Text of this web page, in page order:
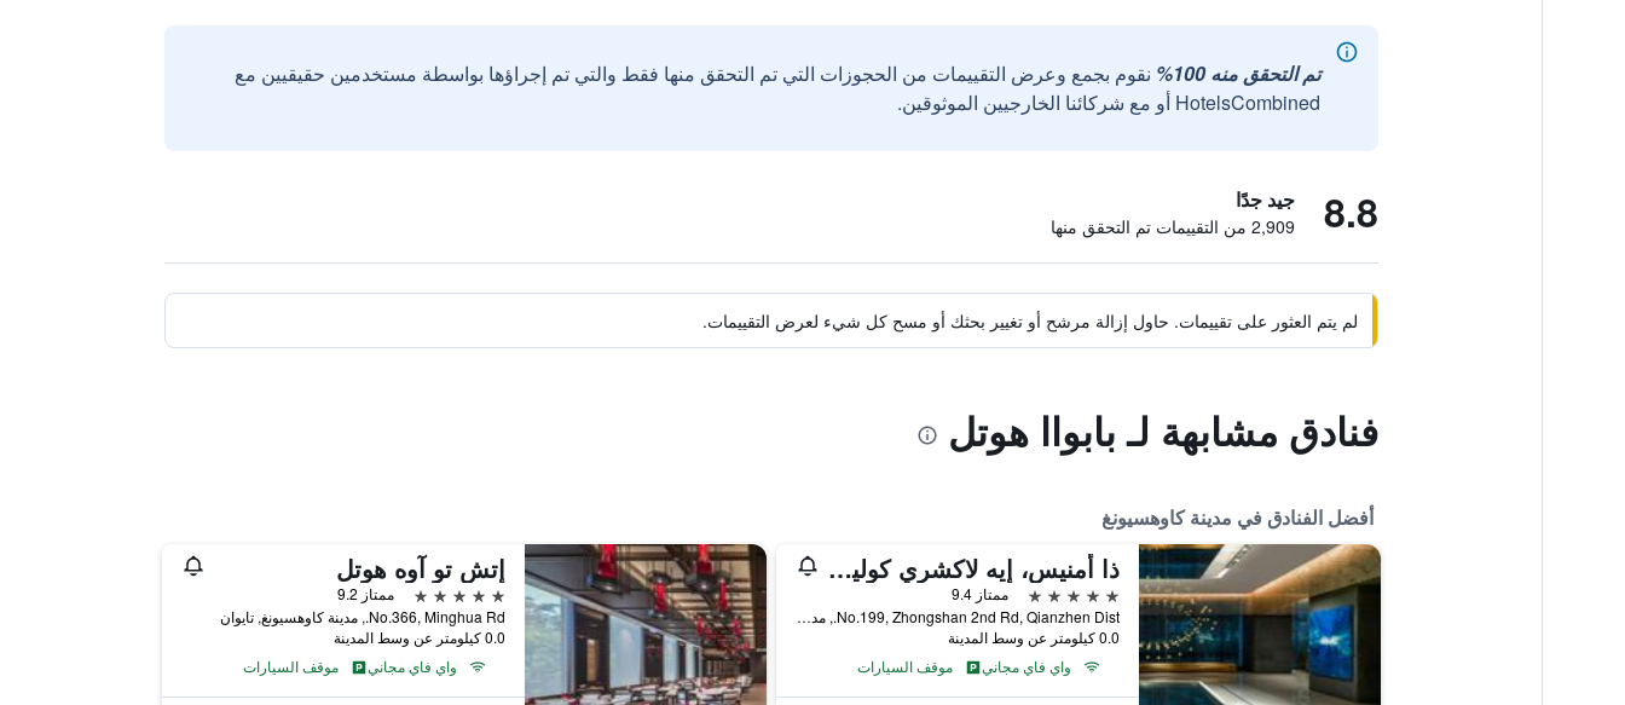
تم التحقق منه 100%
نقوم بجمع وعرض التقييمات من الحجوزات التي تم التحقق منها فقط والتي تم إجراؤها بواسطة مستخدمين حقيقيين مع
HotelsCombined أو مع شركائنا الخارجيين الموثوقين.
8.8 جيد جدًا
2,909 من التقييمات تم التحقق منها
لم يتم العثور على تقييمات. حاول إزالة مرشح أو تغيير بحثك أو مسح كل شيء لعرض التقييمات.
فنادق مشابهة لـ بابواا هوتل
أفضل الفنادق في مدينة كاوهسيونغ
ذا أمنيس، إيه لاكشري كوليكشن هوتل، كاوهسيونج
5 نجوم
ممتاز 9.4
No.199, Zhongshan 2nd Rd, Qianzhen Dist., مدينة كاوهسيونغ, تايوان
0.0 كيلومتر عن وسط المدينة
واي فاي مجاني
موقف السيارات
إتش تو آوه هوتل
5 نجوم
ممتاز 9.2
No.366, Minghua Rd., مدينة كاوهسيونغ, تايوان
0.0 كيلومتر عن وسط المدينة
واي فاي مجاني
موقف السيارات